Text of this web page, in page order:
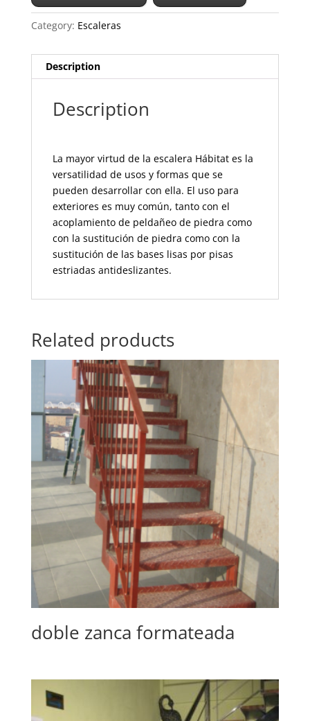
Category: Escaleras
Description
Description
La mayor virtud de la escalera Hábitat es la
versatilidad de usos y formas que se
pueden desarrollar con ella. El uso para
exteriores es muy común, tanto con el
acoplamiento de peldañeo de piedra como
con la sustitución de piedra como con la
sustitución de las bases lisas por pisas
estriadas antideslizantes.
Related products
doble zanca formateada